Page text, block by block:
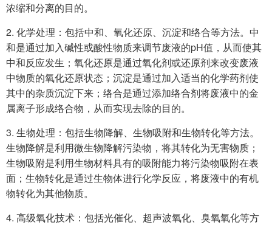
浓缩和分离的目的。
2. 化学处理：包括中和、氧化还原、沉淀和络合等方法。中
和是通过加入碱性或酸性物质来调节废液的pH值，从而使其
中和反应发生；氧化还原是通过氧化剂或还原剂来改变废液
中物质的氧化还原状态；沉淀是通过加入适当的化学药剂使
其中的杂质沉淀下来；络合是通过添加络合剂将废液中的金
属离子形成络合物，从而实现去除的目的。
3. 生物处理：包括生物降解、生物吸附和生物转化等方法。
生物降解是利用微生物降解污染物，将其转化为无害物质；
生物吸附是利用生物材料具有的吸附能力将污染物吸附在表
面；生物转化是通过生物体进行化学反应，将废液中的有机
物转化为其他物质。
4. 高级氧化技术：包括光催化、超声波氧化、臭氧氧化等方